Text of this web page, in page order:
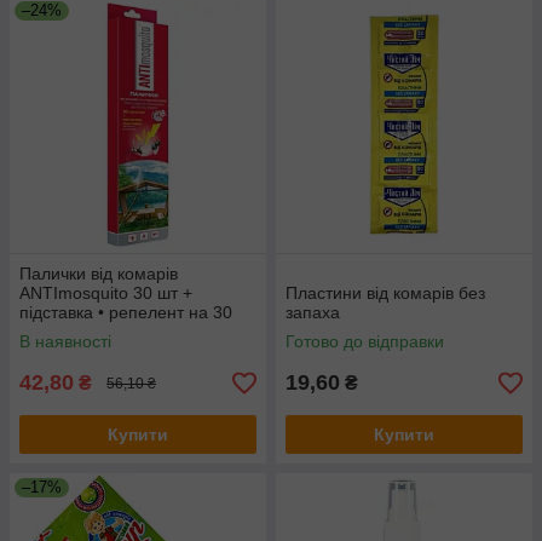
–24%
Палички від комарів
ANTImosquito 30 шт +
підставка • репелент на 30
годин
В наявності
42,80 ₴ 56,10 ₴
Купити
Пластини від комарів без
запаха
Готово до відправки
19,60 ₴
Купити
–17%